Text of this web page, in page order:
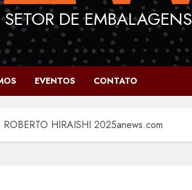
DE EMBALAGENS
EVENTOS CONTATO
HIRAISHI 2025anews.com